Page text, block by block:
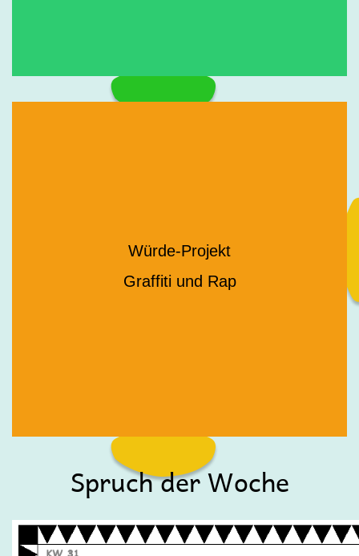
Würde-Projekt
Graffiti und Rap
Spruch der Woche